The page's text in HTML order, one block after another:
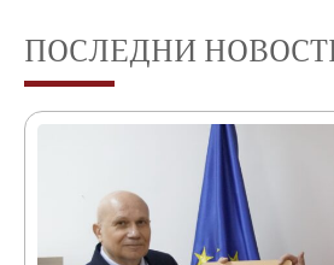
ПОСЛЕДНИ